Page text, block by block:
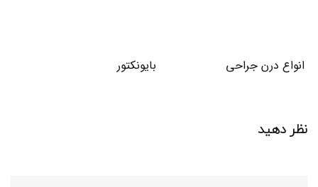
انواع درن جراحی بایونکتور
نظر دهید